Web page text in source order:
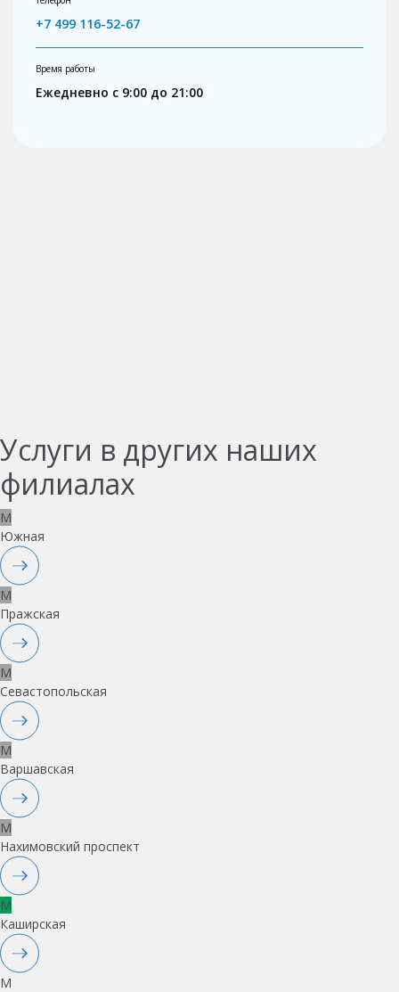
+7 499 116-52-67
Время работы
Ежедневно с 9:00 до 21:00
Услуги в других наших
филиалах
M
Южная
M
Пражская
M
Севастопольская
M
Варшавская
M
Нахимовский проспект
M
Каширская
M